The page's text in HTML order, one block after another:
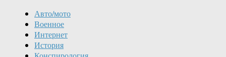
Авто/мото
Военное
Интернет
История